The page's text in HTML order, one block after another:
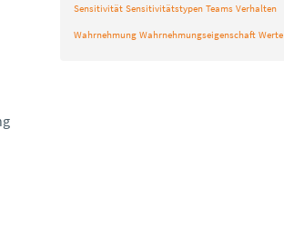
Sensitivität Sensitivitätstypen Teams Verhalten
Wahrnehmung Wahrnehmungseigenschaft Werte